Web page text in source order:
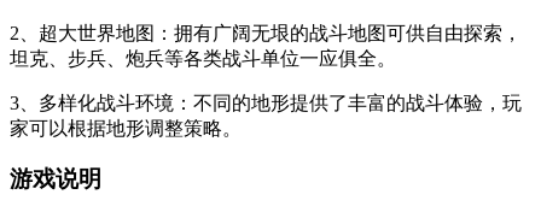
2、超大世界地图：拥有广阔无垠的战斗地图可供自由探索，
坦克、步兵、炮兵等各类战斗单位一应俱全。
3、多样化战斗环境：不同的地形提供了丰富的战斗体验，玩
家可以根据地形调整策略。
游戏说明